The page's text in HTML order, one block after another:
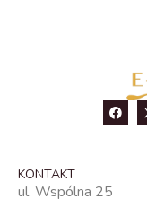
KONTAKT
ul. Wspólna 25